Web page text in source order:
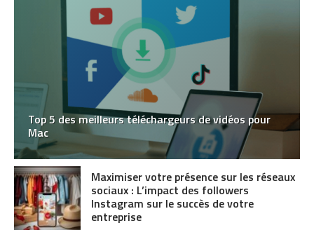
Top 5 des meilleurs téléchargeurs de vidéos pour
Mac
Maximiser votre présence sur les réseaux
sociaux : L’impact des followers
Instagram sur le succès de votre
entreprise